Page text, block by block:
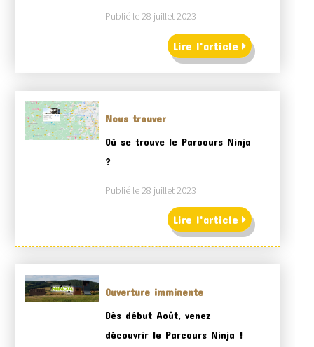
Publié le 28 juillet 2023
Lire l'article
Nous trouver
Où se trouve le Parcours Ninja
?
Publié le 28 juillet 2023
Lire l'article
Ouverture imminente
Dès début Août, venez
découvrir le Parcours Ninja !